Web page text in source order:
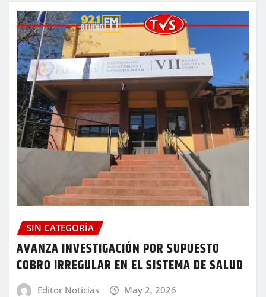
SIN CATEGORÍA
AVANZA INVESTIGACIÓN POR SUPUESTO
COBRO IRREGULAR EN EL SISTEMA DE SALUD
Editor Noticias May 2, 2026